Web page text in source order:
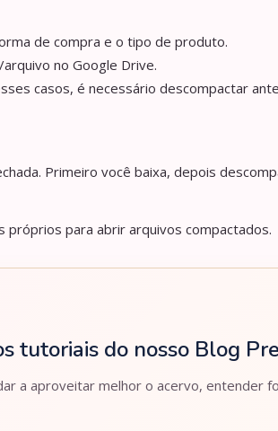
de compra e o tipo de produto.
no Google Drive.
casos, é necessário descompactar
Primeiro você baixa, depois
para abrir arquivos compactados.
tutoriais do nosso Blog
a aproveitar melhor o acervo, entender